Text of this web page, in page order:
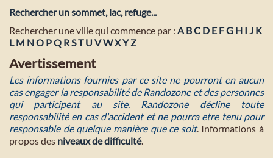
Rechercher un sommet, lac, refuge...
Rechercher une ville qui commence par : A BC D E FG H I J K
L M NO PQ R ST U VWXY Z
Avertissement
Les informations fournies par ce site ne pourront en aucun
cas engager la responsabilité de Randozone et des personnes
qui participent au site. Randozone décline toute
responsabilité en cas d'accident et ne pourra etre tenu pour
responsable de quelque manière que ce soit. Informations à
propos des niveaux de difficulté.